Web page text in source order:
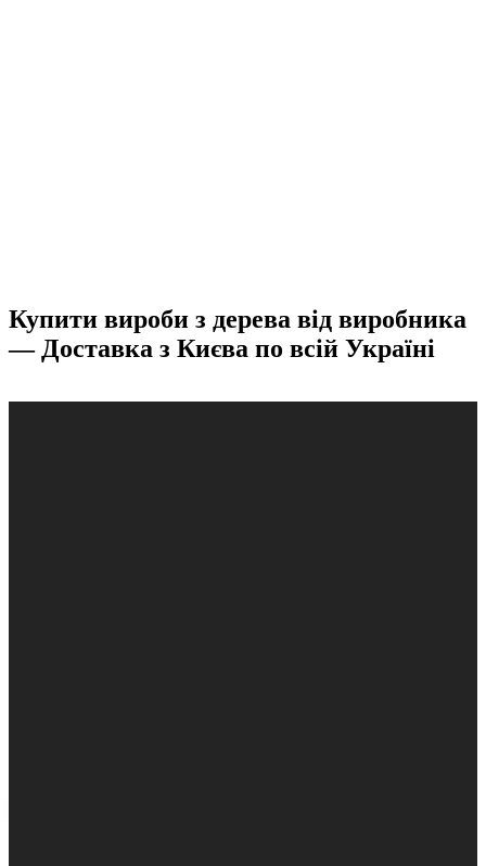
Купити вироби з дерева від виробника
— Доставка з Києва по всій Україні